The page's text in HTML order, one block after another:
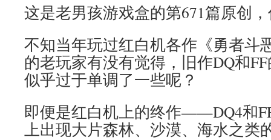
这是老男孩游戏盒的第671篇原创
不知当年玩过红白机各作《勇者斗
的老玩家有没有觉得，旧作DQ和
似乎过于单调了一些呢？
即便是红白机上的终作——DQ4和
上出现大片森林、沙漠、海水之类